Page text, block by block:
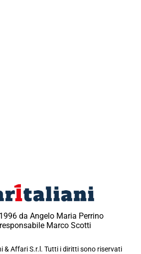
da Angelo Maria Perrino
Marco Scotti
& Affari S.r.l. Tutti i diritti sono riservati